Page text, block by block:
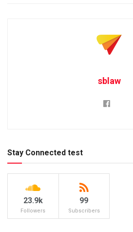
sblaw
Stay Connected test
23.9k
Followers
99
Subscribers